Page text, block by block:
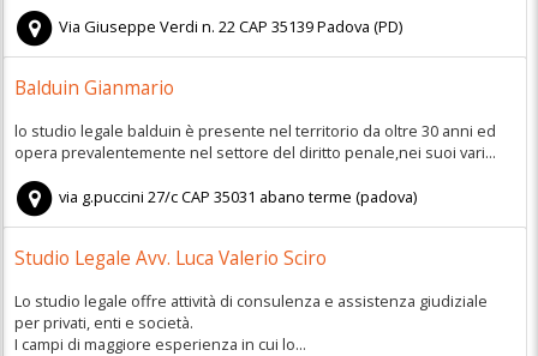
Via Giuseppe Verdi n. 22CAP35139Padova (PD)
Balduin Gianmario
lo studio legale balduin è presente nel territorio da oltre 30 anni ed
opera prevalentemente nel settore del diritto penale,nei suoi vari...
via g.puccini 27/cCAP35031 abano terme (padova)
Studio Legale Avv. Luca Valerio Sciro
Lo studio legale offre attività di consulenza e assistenza giudiziale
per privati, enti e società.
I campi di maggiore esperienza in cui lo...